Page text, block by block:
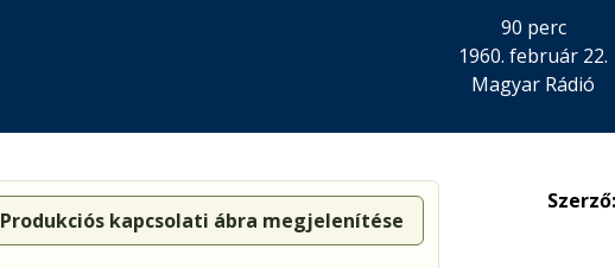
90 perc
1960. február 22.
Magyar Rádió
Produkciós kapcsolati ábra megjelenítése
Szerző: